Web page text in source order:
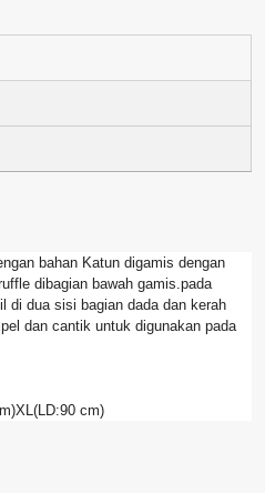
bahan Katun digamis dengan
dibagian bawah gamis.pada
di dua sisi bagian dada dan kerah
dan cantik untuk digunakan pada
cm)